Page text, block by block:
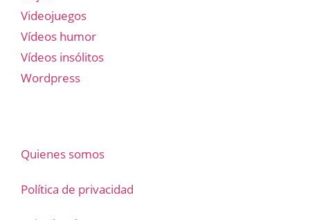
Videojuegos
Vídeos humor
Vídeos insólitos
Wordpress
Quienes somos
Política de privacidad